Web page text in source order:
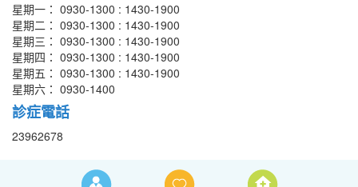
星期一： 0930-1300 : 1430-1900
星期二： 0930-1300 : 1430-1900
星期三： 0930-1300 : 1430-1900
星期四： 0930-1300 : 1430-1900
星期五： 0930-1300 : 1430-1900
星期六： 0930-1400
診症電話
23962678